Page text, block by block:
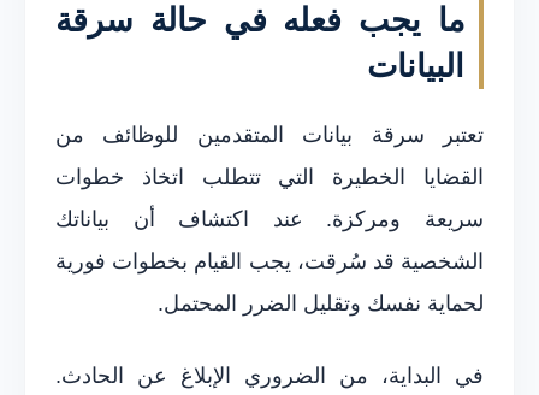
ما يجب فعله في حالة سرقة
البيانات
تعتبر سرقة بيانات المتقدمين للوظائف من
القضايا الخطيرة التي تتطلب اتخاذ خطوات
سريعة ومركزة. عند اكتشاف أن بياناتك
الشخصية قد سُرقت، يجب القيام بخطوات فورية
لحماية نفسك وتقليل الضرر المحتمل.
في البداية، من الضروري الإبلاغ عن الحادث.